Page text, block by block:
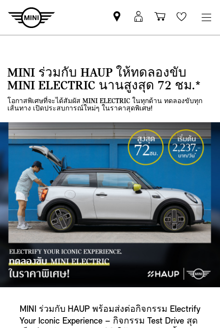
Mini
dealer
MyMini
login
Shopping
cart
Wishlist
MINI ร่วมกับ HAUP ให้ทดลองขับ
MINI ELECTRIC นานสูงสุด 72 ชม.*
โอกาสพิเศษที่จะได้สัมผัส MINI ELECTRIC ในทุกด้าน ทดลองขับทุก
เส้นทาง เปิดประสบการณ์ใหม่ๆ ในราคาสุดพิเศษ!
MINI ร่วมกับ HAUP พร้อมส่งต่อกิจกรรม Electrify
Your Iconic Experience – กิจกรรม Test Drive สุด